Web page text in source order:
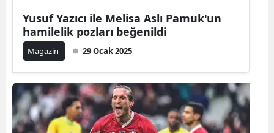
Karaman
Kırıkkale
Batman
Yusuf Yazıcı ile Melisa Aslı Pamuk'un
hamilelik pozları beğenildi
Magazin 29 Ocak 2025